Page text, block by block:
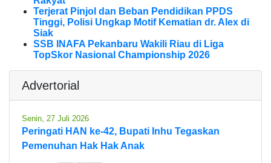
Terjerat Pinjol dan Beban Pendidikan PPDS
Tinggi, Polisi Ungkap Motif Kematian dr. Alex di
Siak
SSB INAFA Pekanbaru Wakili Riau di Liga
TopSkor Nasional Championship 2026
Advertorial
Senin, 27 Juli 2026
Peringati HAN ke-42, Bupati Inhu Tegaskan
Pemenuhan Hak Hak Anak